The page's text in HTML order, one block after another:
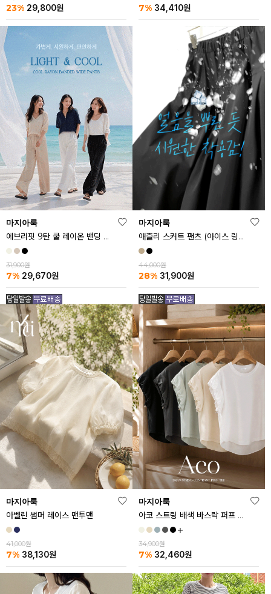
23% 29,800원 7% 34,410원
마지아룩
에브리핏 9탄 쿨 레이온 밴딩 와이드 팬츠
31,900원
7% 29,670원
마지아룩
애즐리 스커트 팬츠 (아이스 링클프리ver.)
44,000원
28% 31,900원
마지아룩
아벨린 썸머 레이스 맨투맨
41,000원
7% 38,130원
마지아룩
아코 스트링 배색 바스락 퍼프 반팔티
34,900원
7% 32,460원